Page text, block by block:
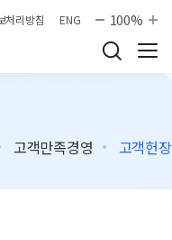
처리방침 ENG 100%
고객만족경영 고객헌장